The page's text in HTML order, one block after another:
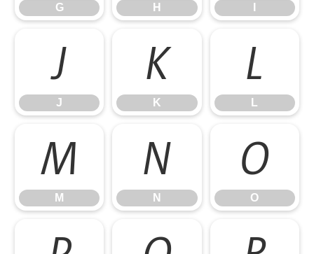
G H
J
J
K
K
L
L
M
M
N
N
O
O